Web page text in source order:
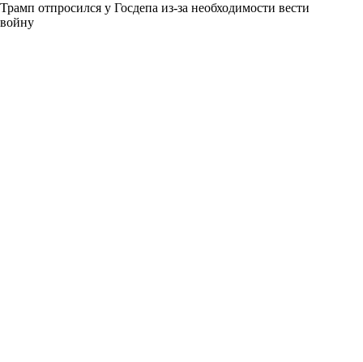
Трамп отпросился у Госдепа из-за необходимости вести
войну